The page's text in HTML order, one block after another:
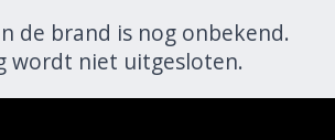
de brand is nog onbekend.
wordt niet uitgesloten.